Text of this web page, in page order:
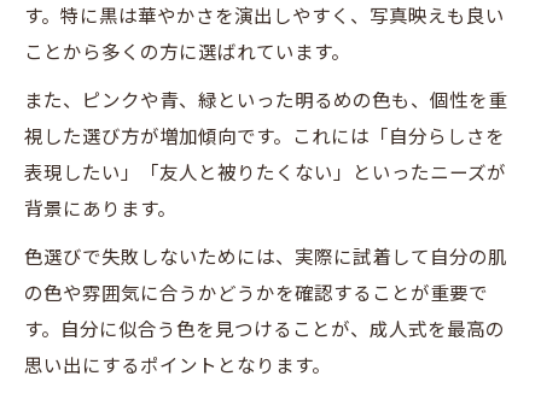
す。特に黒は華やかさを演出しやすく、写真映えも良い
ことから多くの方に選ばれています。
また、ピンクや青、緑といった明るめの色も、個性を重
視した選び方が増加傾向です。これには「自分らしさを
表現したい」「友人と被りたくない」といったニーズが
背景にあります。
色選びで失敗しないためには、実際に試着して自分の肌
の色や雰囲気に合うかどうかを確認することが重要で
す。自分に似合う色を見つけることが、成人式を最高の
思い出にするポイントとなります。